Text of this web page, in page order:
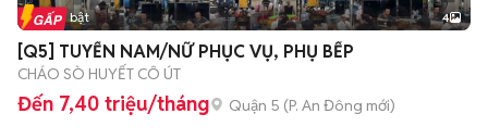
Tin nổi bật 4
[Q5] TUYỂN NAM/NỮ PHỤC VỤ, PHỤ BẾP
CHÁO SÒ HUYẾT CÔ ÚT
Đến 7,40 triệu/tháng Quận 5 (P. An Đông mới)